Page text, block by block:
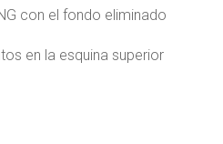
con el fondo eliminado
en la esquina superior